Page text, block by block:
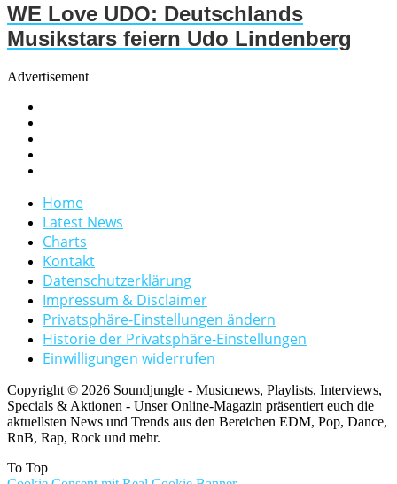
WE Love UDO: Deutschlands
Musikstars feiern Udo Lindenberg
Advertisement
Home
Latest News
Charts
Kontakt
Datenschutzerklärung
Impressum & Disclaimer
Privatsphäre-Einstellungen ändern
Historie der Privatsphäre-Einstellungen
Einwilligungen widerrufen
Copyright © 2026 Soundjungle - Musicnews, Playlists, Interviews,
Specials & Aktionen - Unser Online-Magazin präsentiert euch die
aktuellsten News und Trends aus den Bereichen EDM, Pop, Dance,
RnB, Rap, Rock und mehr.
To Top